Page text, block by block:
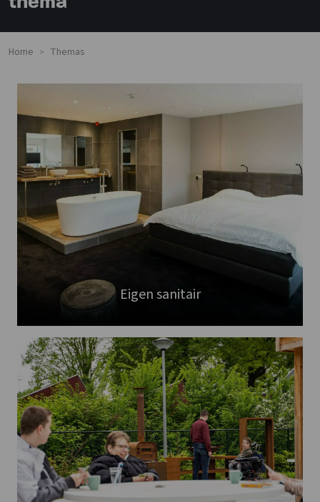
Home > Themas
Eigen sanitair